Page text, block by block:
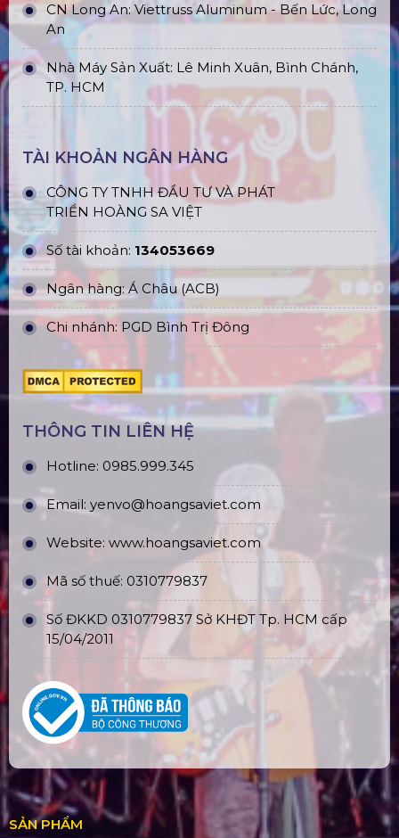
CN Long An: Viettruss Aluminum - Bến Lức, Long
An
Nhà Máy Sản Xuất: Lê Minh Xuân, Bình Chánh,
TP. HCM
TÀI KHOẢN NGÂN HÀNG
CÔNG TY TNHH ĐẦU TƯ VÀ PHÁT
TRIỂN HOÀNG SA VIỆT
Số tài khoản: 134053669
Ngân hàng: Á Châu (ACB)
Chi nhánh: PGD Bình Trị Đông
THÔNG TIN LIÊN HỆ
Hotline: 0985.999.345
Email: yenvo@hoangsaviet.com
Website: www.hoangsaviet.com
Mã số thuế: 0310779837
Số ĐKKD 0310779837 Sở KHĐT Tp. HCM cấp
15/04/2011
SẢN PHẨM